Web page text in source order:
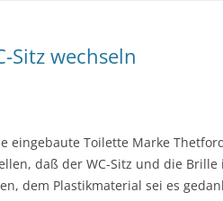
Sitz wechseln
eingebaute Toilette Marke
daß der WC-Sitz und die
dem Plastikmaterial sei es